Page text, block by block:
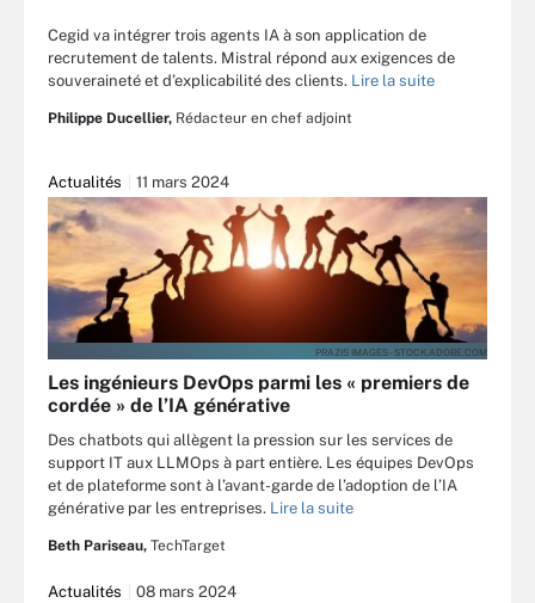
Cegid va intégrer trois agents IA à son application de
recrutement de talents. Mistral répond aux exigences de
souveraineté et d’explicabilité des clients. Lire la suite
Philippe Ducellier, Rédacteur en chef adjoint
Actualités 11 mars 2024
PRAZIS IMAGES - STOCK.ADOBE.COM
Les ingénieurs DevOps parmi les « premiers de
cordée » de l’IA générative
Des chatbots qui allègent la pression sur les services de
support IT aux LLMOps à part entière. Les équipes DevOps
et de plateforme sont à l’avant-garde de l’adoption de l’IA
générative par les entreprises. Lire la suite
Beth Pariseau, TechTarget
Actualités 08 mars 2024